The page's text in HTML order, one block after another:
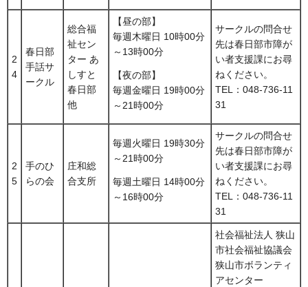
2
4
春日部
手話サ
ークル
総合福
祉セン
ター あ
しすと
春日部
他
【昼の部】
毎週木曜日 10時00分
～13時00分
【夜の部】
毎週金曜日 19時00分
～21時00分
サークルの問合せ
先は春日部市障が
い者支援課にお尋
ねください。
TEL：048-736-11
31
2
5
手のひ
らの会
庄和総
合支所
毎週火曜日 19時30分
～21時00分
毎週土曜日 14時00分
～16時00分
サークルの問合せ
先は春日部市障が
い者支援課にお尋
ねください。
TEL：048-736-11
31
社会福祉法人 狭山
市社会福祉協議会
狭山市ボランティ
アセンター